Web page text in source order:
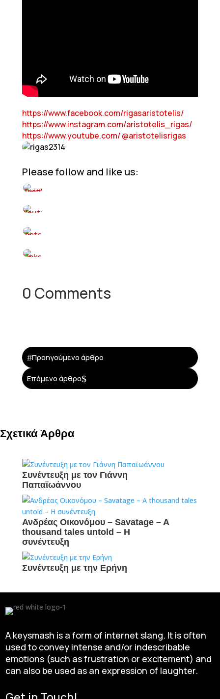
https://www.facebook.com/rigasaristotelis/
https://www.instagram.com/aristotelis_rigas/
https://www.youtube.com/ @aristotelisrigas
Please follow and like us:
0 Comments
#Προηγούμενο άρθρο
Επόμενο άρθρο$
Σχετικά Άρθρα
Συνέντευξη με τον Γιάννη
Παπαϊωάννου
Ανδρέας Οικονόμου – Savatage – A
thousand tales untold – H
συνέντευξη
Συνέντευξη με την Ερήνη
A keysmash is a form of internet slang. It is often
used to convey intense and/or indescribable
emotions (such as frustration or excitement) and
can also be used as an expression of laughter.